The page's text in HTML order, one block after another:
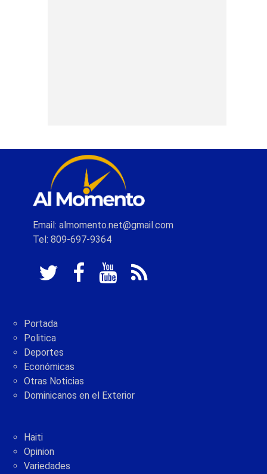
Email: almomento.net@gmail.com
Tel: 809-697-9364
Portada
Politica
Deportes
Económicas
Otras Noticias
Dominicanos en el Exterior
Haiti
Opinion
Variedades